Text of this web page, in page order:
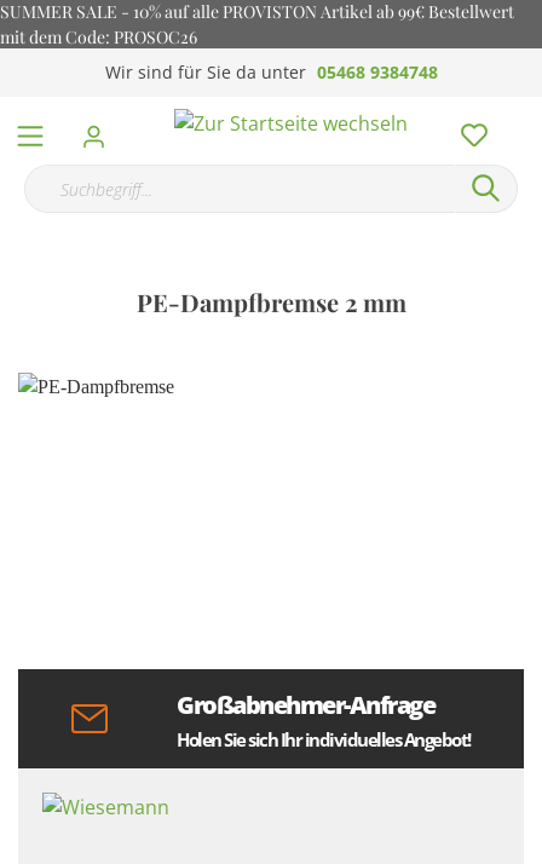
SUMMER SALE - 10% auf alle PROVISTON Artikel ab 99€ Bestellwert
mit dem Code: PROSOC26
Wir sind für Sie da unter 05468 9384748
PE-Dampfbremse 2 mm
Großabnehmer-Anfrage
Holen Sie sich Ihr individuelles Angebot!